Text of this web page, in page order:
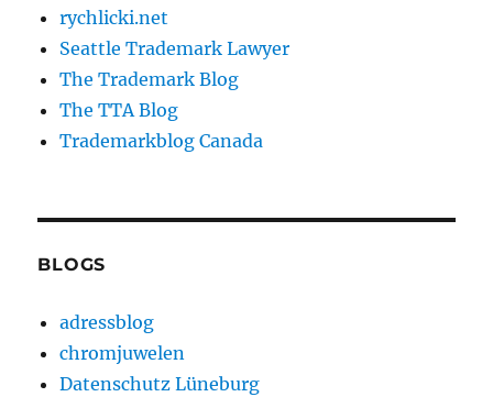
rychlicki.net
Seattle Trademark Lawyer
The Trademark Blog
The TTA Blog
Trademarkblog Canada
BLOGS
adressblog
chromjuwelen
Datenschutz Lüneburg